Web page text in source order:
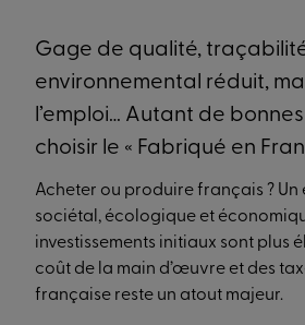
Gage de qualité,
environnemental réduit,
l’emploi… Autant de
choisir le « Fabriqué en
Acheter ou produire français ? Un
sociétal, écologique et
investissements initiaux sont plus
coût de la main d’œuvre et des
française reste un atout majeur.